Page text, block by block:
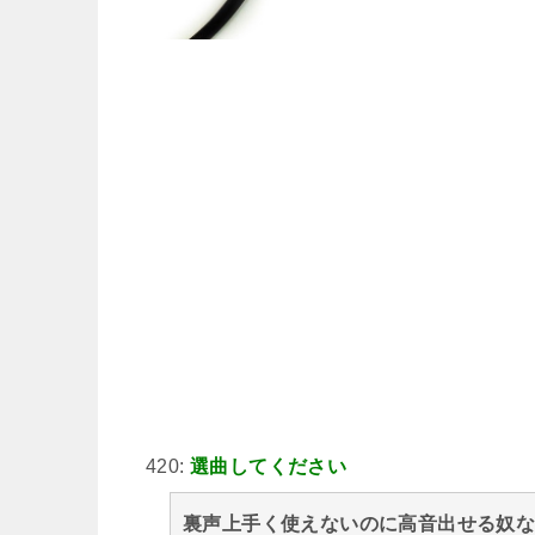
420: 選曲してください
裏声上手く使えないのに高音出せる奴